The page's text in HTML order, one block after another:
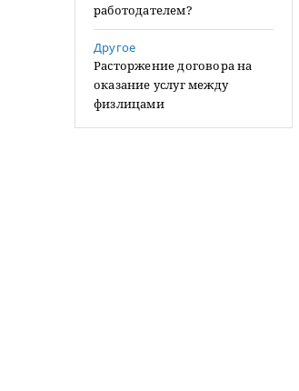
работодателем?
Другое
Расторжение договора на
оказание услуг между
физлицами